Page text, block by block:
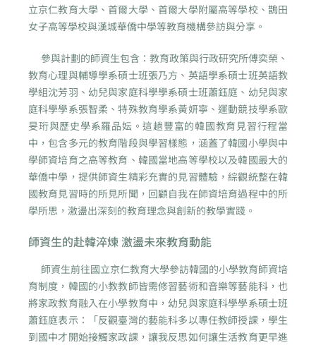
立京仁教育大學、首爾大學、首爾大學附屬高等學校、鵲田
女子高等學校與漢城華僑中學等教育機構參訪與分享。
參與計劃的師資生包含：教育政策與行政研究所傅奕榮、
教育心理與輔導學系碩士班張乃方、英語學系碩士班英語教
學組沈芳羽、幼兒與家庭科學學系碩士班蕭鈺庭、幼兒與家
庭科學學系張智柔、特殊教育學系黃妍寧、運動競技學系歐
旻珩與歷史學系羅品妘。這趟豐富的韓國教育見習行程當
中，包含多元的教育階段與學習樣態，涵蓋了韓國小學與中
學師資培育之高等教育、韓國當地高等學校以及韓國最大的
華僑中學，提供師資生精彩充實的見習體驗，綜觀統整在韓
國教育見習時的所見所聞，回顧自我在師資培育過程中的所
學所思，激盪出深刻的教育理念與創新的教學實踐。
師資生的赴韓淬煉 激盪未來教育動能
師資生前往國立京仁教育大學參訪韓國的小學教育師資培
育制度，韓國的小教教師皆需修習藝術和音樂等藝能科，也
將家政教育融入在小學教育中，幼兒與家庭科學學系碩士班
蕭鈺庭表示：「反觀臺灣的藝能科多以專任教師授課，學生
到國中才開始接觸家政課，讓我反思如何讓生活教育更早進